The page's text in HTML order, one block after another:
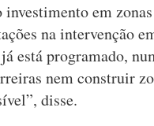
em
na intervenção
está programado,
nem construir
disse.